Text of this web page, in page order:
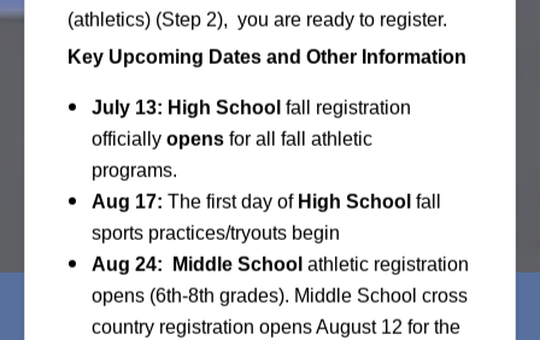
GIÀY THỂ THAO MINNETONKA SKIPPERS
(athletics) (Step 2), you are ready to register.
Key Upcoming Dates and Other Information
July 13: High School fall registration
officially opens for all fall athletic
programs.
Aug 17: The first day of High School fall
sports practices/tryouts begin
Aug 24: Middle School athletic registration
opens (6th-8th grades). Middle School cross
country registration opens August 12 for the